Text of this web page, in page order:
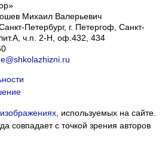
Михаил Валерьевич
Петербург, г. Петергоф Санкт-
ч.п. 2-Н, оф.432, 434
, используемых на сайте.
совпадает с точкой зрения авторов